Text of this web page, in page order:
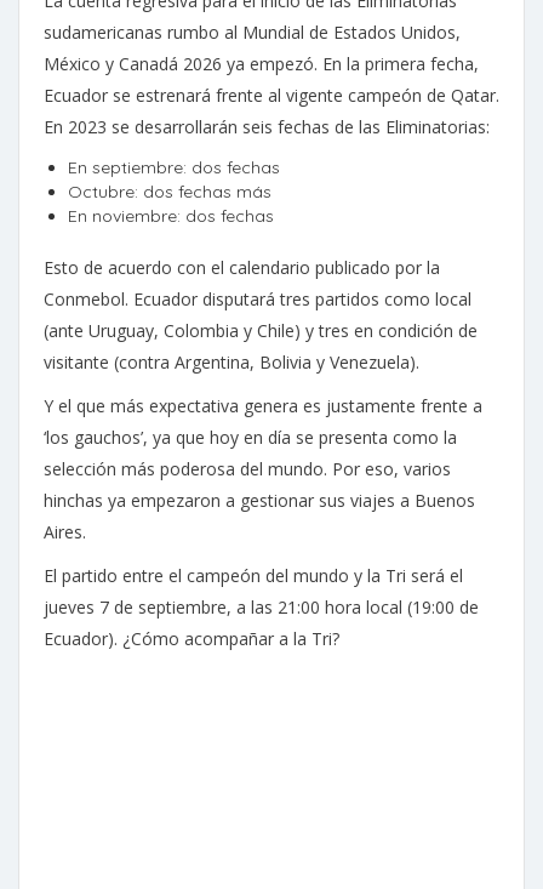
sudamericanas rumbo al Mundial de Estados Unidos,
México y Canadá 2026 ya empezó. En la primera fecha,
Ecuador se estrenará frente al vigente campeón de Qatar.
En 2023 se desarrollarán seis fechas de las Eliminatorias:
En septiembre: dos fechas
Octubre: dos fechas más
En noviembre: dos fechas
Esto de acuerdo con el calendario publicado por la
Conmebol. Ecuador disputará tres partidos como local
(ante Uruguay, Colombia y Chile) y tres en condición de
visitante (contra Argentina, Bolivia y Venezuela).
Y el que más expectativa genera es justamente frente a
‘los gauchos’, ya que hoy en día se presenta como la
selección más poderosa del mundo. Por eso, varios
hinchas ya empezaron a gestionar sus viajes a Buenos
Aires.
El partido entre el campeón del mundo y la Tri será el
jueves 7 de septiembre, a las 21:00 hora local (19:00 de
Ecuador). ¿Cómo acompañar a la Tri?